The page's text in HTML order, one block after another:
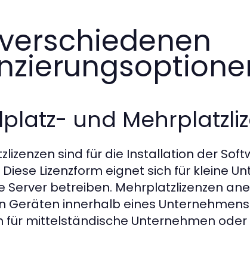
und
sind für die Installation der
Lizenzform eignet sich für kleine
Server betreiben. Mehrplatzlizenzen
Geräten innerhalb eines
für mittelständische Unternehmen